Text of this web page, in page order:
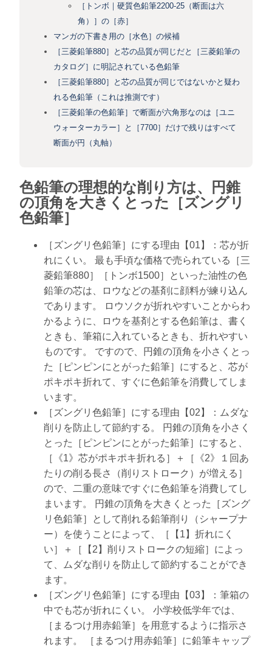
［トンボ｜硬質色鉛筆2200-25（断面は六
角）］の［赤］
マンガの下書き用の［水色］の候補
［三菱鉛筆880］と芯の品質が同じだと［三菱鉛筆の
カタログ］に明記されている色鉛筆
［三菱鉛筆880］と芯の品質が同じではないかと疑わ
れる色鉛筆（これは推測です）
［三菱鉛筆の色鉛筆］で断面が六角形なのは［ユニ
ウォーターカラー］と［7700］だけで残りはすべて
断面が円（丸軸）
色鉛筆の理想的な削り方は、円錐
の頂角を大きくとった［ズングリ
色鉛筆］
［ズングリ色鉛筆］にする理由【01】：芯が折
れにくい。 最も手頃な価格で売られている［三
菱鉛筆880］［トンボ1500］といった油性の色
鉛筆の芯は、ロウなどの基剤に顔料が練り込ん
であります。 ロウソクが折れやすいことからわ
かるように、ロウを基剤とする色鉛筆は、書く
ときも、筆箱に入れているときも、折れやすい
ものです。 ですので、円錐の頂角を小さくとっ
た［ピンピンにとがった鉛筆］にすると、芯が
ポキポキ折れて、すぐに色鉛筆を消費してしま
います。
［ズングリ色鉛筆］にする理由【02】：ムダな
削りを防止して節約する。 円錐の頂角を小さく
とった［ピンピンにとがった鉛筆］にすると、
［《1》芯がポキポキ折れる］＋［《2》１回あ
たりの削る長さ（削りストローク）が増える］
ので、二重の意味ですぐに色鉛筆を消費してし
まいます。 円錐の頂角を大きくとった［ズング
リ色鉛筆］として削れる鉛筆削り（シャープナ
ー）を使うことによって、［【1】折れにく
い］＋［【2】削りストロークの短縮］によっ
て、ムダな削りを防止して節約することができ
ます。
［ズングリ色鉛筆］にする理由【03】：筆箱の
中でも芯が折れにくい。 小学校低学年では、
［まるつけ用赤鉛筆］を用意するように指示さ
れます。 ［まるつけ用赤鉛筆］に鉛筆キャップ